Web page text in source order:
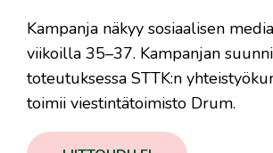
Kampanja näkyy sosiaalisen
viikoilla 35–37. Kampanjan
toteutuksessa STTK:n
toimii viestintätoimisto Drum.